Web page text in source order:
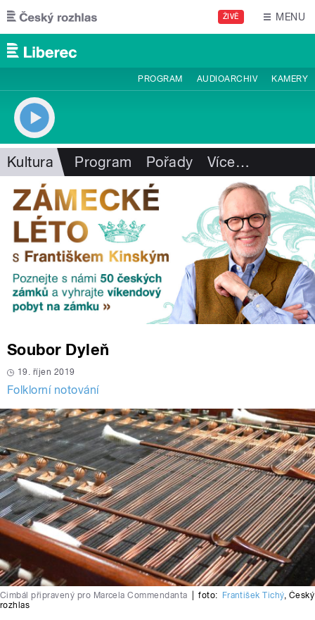
Přejít k hlavnímu obsahu
ŽIVĚ MENU
PROGRAM AUDIOARCHIV KAMERY
Kultura Program Pořady Více…
Soubor Dyleň
19. říjen 2019
Folklorní notování
Cimbál připravený pro Marcela Commendanta foto: František Tichý, Český
rozhlas